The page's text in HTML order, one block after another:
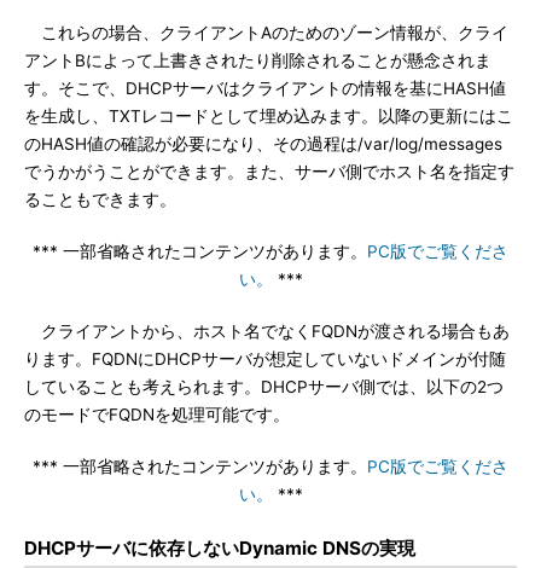
これらの場合、クライアントAのためのゾーン情報が、クライ
アントBによって上書きされたり削除されることが懸念されま
す。そこで、DHCPサーバはクライアントの情報を基にHASH値
を生成し、TXTレコードとして埋め込みます。以降の更新にはこ
のHASH値の確認が必要になり、その過程は/var/log/messages
でうかがうことができます。また、サーバ側でホスト名を指定す
ることもできます。
*** 一部省略されたコンテンツがあります。 PC版でご覧くださ
い。
***
クライアントから、ホスト名でなくFQDNが渡される場合もあ
ります。FQDNにDHCPサーバが想定していないドメインが付随
していることも考えられます。DHCPサーバ側では、以下の2つ
のモードでFQDNを処理可能です。
*** 一部省略されたコンテンツがあります。 PC版でご覧くださ
い。
***
DHCPサーバに依存しないDynamic DNSの実現